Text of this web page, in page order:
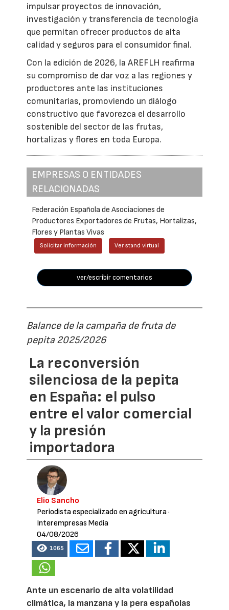
impulsar proyectos de innovación,
investigación y transferencia de tecnología
que permitan ofrecer productos de alta
calidad y seguros para el consumidor final.
Con la edición de 2026, la AREFLH reafirma
su compromiso de dar voz a las regiones y
productores ante las instituciones
comunitarias, promoviendo un diálogo
constructivo que favorezca el desarrollo
sostenible del sector de las frutas,
hortalizas y flores en toda Europa.
EMPRESAS O ENTIDADES
RELACIONADAS
Federación Española de Asociaciones de
Productores Exportadores de Frutas, Hortalizas,
Flores y Plantas Vivas
Solicitar información Ver stand virtual
ver/escribir comentarios
Balance de la campaña de fruta de
pepita 2025/2026
La reconversión
silenciosa de la pepita
en España: el pulso
entre el valor comercial
y la presión
importadora
Elio Sancho
Periodista especializado en agricultura·
Interempresas Media
04/08/2026
1065
Ante un escenario de alta volatilidad
climática, la manzana y la pera españolas